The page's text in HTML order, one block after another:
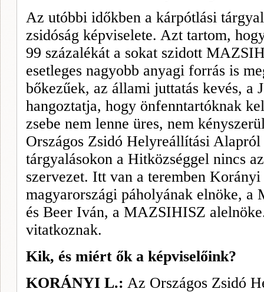
Az utóbbi időkben a kárpótlási
zsidóság képviselete. Azt tartom,
99 százalékát a sokat szidott
esetleges nagyobb anyagi forrás is
bőkezűek, az állami juttatás kevés, a
hangoztatja, hogy önfenntartóknak
zsebe nem lenne üres, nem
Országos Zsidó Helyreállítási
tárgyalásokon a Hitközséggel nincs
szervezet. Itt van a teremben
magyarországi páholyának elnöke,
és Beer Iván, a MAZSIHISZ
vitatkoznak.
Kik, és miért ők a képviselőink?
KORÁNYI L.: Az Országos Zsidó